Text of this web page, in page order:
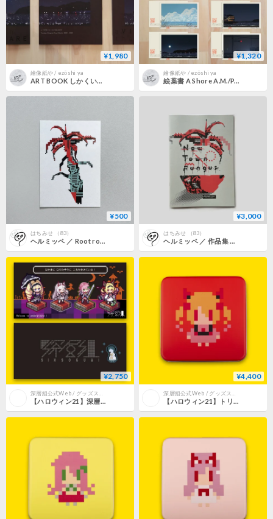
¥1,980
繪像紙や / ezōshi ya
ART BOOK しかくいけしき｜a VIEW in the SQUARE
¥1,320
繪像紙や / ezōshi ya
絵葉書 A Shore A.M./P.M. ８枚セット｜Picture Postcard set of 8
¥500
はちみせ （83）
ヘルミッペ ／ Root rot aloe tattoo sticker タトゥーシール 根腐れアロエ
¥3,000
はちみせ （83）
ヘルミッペ ／ 作品集 New Town Fungus [ BOOK ]
¥2,750
深層組公式Web / グッズストアなど
【ハロウィン21】深層4姉妹アクリルクリップ
¥4,400
深層組公式Web / グッズストアなど
【ハロウィン21】トリーツセット【息根とめる】